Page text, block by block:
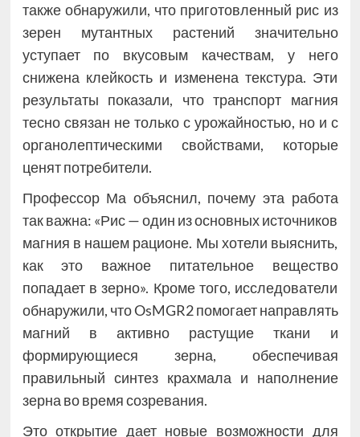
также обнаружили, что приготовленный рис из
зерен мутантных растений значительно
уступает по вкусовым качествам, у него
снижена клейкость и изменена текстура. Эти
результаты показали, что транспорт магния
тесно связан не только с урожайностью, но и с
органолептическими свойствами, которые
ценят потребители.
Профессор Ма объяснил, почему эта работа
так важна: «Рис — один из основных источников
магния в нашем рационе. Мы хотели выяснить,
как это важное питательное вещество
попадает в зерно». Кроме того, исследователи
обнаружили, что OsMGR2 помогает направлять
магний в активно растущие ткани и
формирующиеся зерна, обеспечивая
правильный синтез крахмала и наполнение
зерна во время созревания.
Это открытие дает новые возможности для